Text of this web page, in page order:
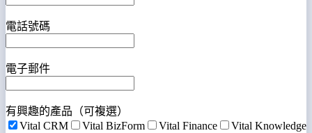
電話號碼
電子郵件
有興趣的產品（可複選）
Vital CRM
Vital BizForm Vital Finance
Vital Knowledge